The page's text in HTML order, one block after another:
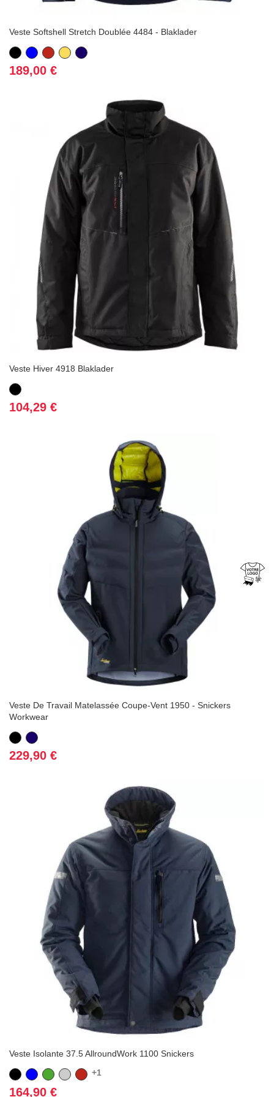
Veste Softshell Stretch Doublée 4484 - Blaklader
Noir BleuRougeJauneBleu
Prix
189,00 €
Veste Hiver 4918 Blaklader
Noir
Prix
104,29 €
Veste De Travail Matelassée Coupe-Vent 1950 - Snickers
Workwear
Noir Bleu
marine
Prix
229,90 €
Veste Isolante 37.5 AllroundWork 1100 Snickers
Noir BleuVert Gris Rouge
+1
Prix
164,90 €